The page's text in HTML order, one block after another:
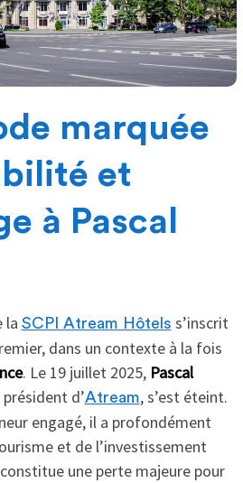
marquée
et
à Pascal
la SCPI Atream Hôtels s’inscrit
dans un contexte à la fois
. Le 19 juillet 2025, Pascal
d’Atream, s’est éteint.
engagé, il a profondément
et de l’investissement
une perte majeure pour